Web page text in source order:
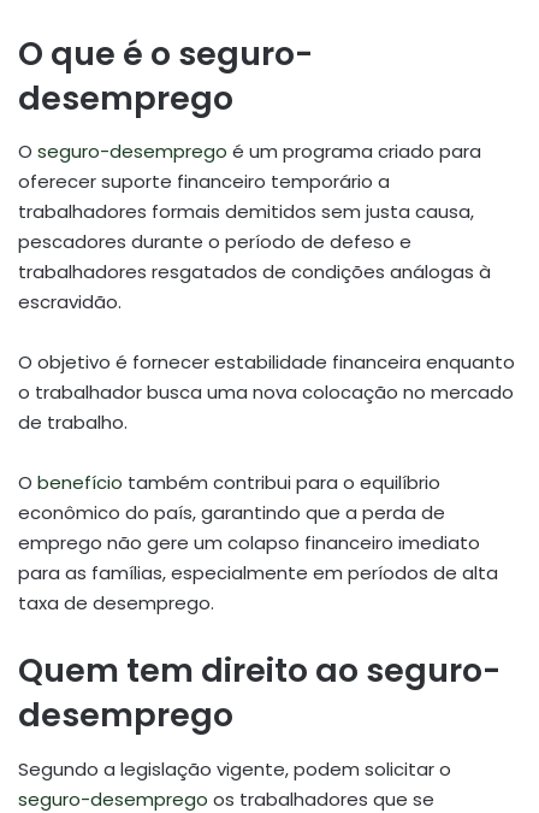
O que é o seguro-
desemprego
O seguro-desemprego é um programa criado para
oferecer suporte financeiro temporário a
trabalhadores formais demitidos sem justa causa,
pescadores durante o período de defeso e
trabalhadores resgatados de condições análogas à
escravidão.
O objetivo é fornecer estabilidade financeira enquanto
o trabalhador busca uma nova colocação no mercado
de trabalho.
O benefício também contribui para o equilíbrio
econômico do país, garantindo que a perda de
emprego não gere um colapso financeiro imediato
para as famílias, especialmente em períodos de alta
taxa de desemprego.
Quem tem direito ao seguro-
desemprego
Segundo a legislação vigente, podem solicitar o
seguro-desemprego os trabalhadores que se